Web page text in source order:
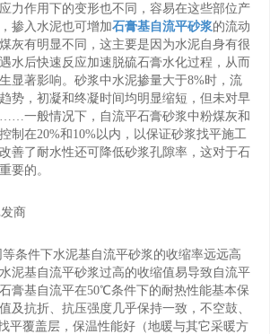
力作用下的变形也不同，容易在这些部位产
掺入水泥也可增加石膏基自流平砂浆的流动
灰有明显不同，这主要是因为水泥自身有很
水后快速反应加速脱硫石膏水化过程，从而
显著影响。砂浆中水泥掺量大于8%时，流
势，初凝和终凝时间均明显缩短，但未对早
一般情况下，自流平石膏砂浆中粉煤灰和
制在20%和10%以内，以保证砂浆找平施工
善了耐水性还可降低砂浆孔隙率，这对于石
要的。
条件下水泥基自流平砂浆的收缩率远远高
泥基自流平砂浆过高的收缩值易导致自流平
膏基自流平在50℃条件下的耐热性能基本保
及抗折、抗压强度几乎保持一致，不空鼓、
平覆盖层，保温性能好（地暖与其它采暖方